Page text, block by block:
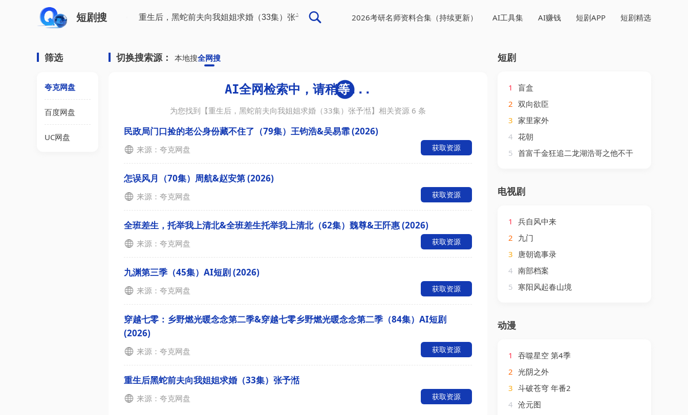
短剧搜 2026考研名师资料合集（持续更新） AI工具集 AI赚钱 短剧APP 短剧精选
筛选
夸克网盘
百度网盘
UC网盘
切换搜索源： 本地搜全网搜
为您找到【重生后，黑蛇前夫向我姐姐求婚（33集）张予湉】相关资源 6 条
民政局门口捡的老公身份藏不住了（79集）王钧浩&吴易霏 (2026)
来源：夸克网盘 获取资源
怎误风月（70集）周航&赵安第 (2026)
来源：夸克网盘 获取资源
全班差生，托举我上清北&全班差生托举我上清北（62集）魏尊&王阡惠 (2026)
来源：夸克网盘 获取资源
九渊第三季（45集）AI短剧 (2026)
来源：夸克网盘 获取资源
穿越七零：乡野燃光暖念念第二季&穿越七零乡野燃光暖念念第二季（84集）AI短剧
(2026)
来源：夸克网盘 获取资源
重生后黑蛇前夫向我姐姐求婚（33集）张予湉
来源：夸克网盘 获取资源
短剧
1
盲盒
2 双向欲臣
3 家里家外
4 花朝
5 首富千金狂追二龙湖浩哥之他不干
电视剧
1
兵自风中来
2 九门
3 唐朝诡事录
4 南部档案
5 寒阳风起春山境
动漫
1
吞噬星空 第4季
2 光阴之外
3 斗破苍穹 年番2
4 沧元图